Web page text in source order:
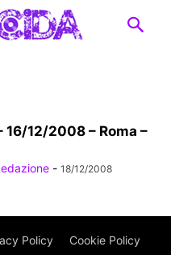
16/12/2008 – Roma –
- 18/12/2008
Policy Cookie Policy